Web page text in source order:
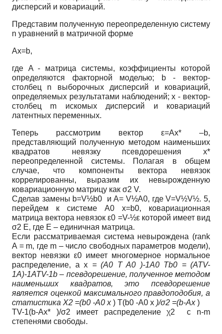
дисперсий и ковариаций.
Представим полученную переопределенную систему
n уравнений в матричной форме
Ax=b,
где A - матрица системы, коэффициенты которой
определяются факторной моделью; b - вектор-
столбец n выборочных дисперсий и ковариаций,
определяемых результатами наблюдений; x - вектор-
столбец m искомых дисперсий и ковариа­ций
латентных переменных.
Теперь рассмотрим вектор ε=Ax* –b,
представляющий полученную методом наименьших
квадратов невязку псевдорешения x*
переопределенной системы. Полагая в общем
случае, что компоненты вектора невязок
коррелированны, выразим их невырожденную
ковариационную матрицу как σ2 V.
Сделав замены b=V½b0 и A= V½A0, где V=V½V½. 5,
перейдем к системе A0 x=b0, ковариационная
матрица вектора невязок ε0 =V-½ε которой имеет вид
σ2 E, где E – единичная матрица.
Если рассматриваемая система невырождена (rank
A = m, где m – число свободных параметров модели),
вектор невязки ε0 имеет многомерное нормальное
распределение, а x = (A0 T A0 )-1A0 Tb0 = (ATV-
1A)-1ATV-1b – псевдорешение, полученное методом
наименьших квадратов, это псевдорешение
является оценкой максимального правдоподобия, а
статистика X2 =(b0 -A0 x) T(b0 -A0 x )/σ2 =(b-Ax)
TV-1(b-Ax* )/σ2 имеет распределение χ2 с n-m
степенями свободы.